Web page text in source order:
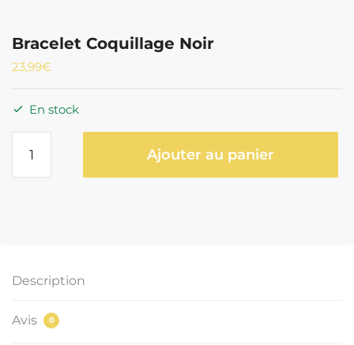
Bracelet Coquillage Noir
23,99€
En stock
Bracelet
Ajouter au panier
Description
Avis 0